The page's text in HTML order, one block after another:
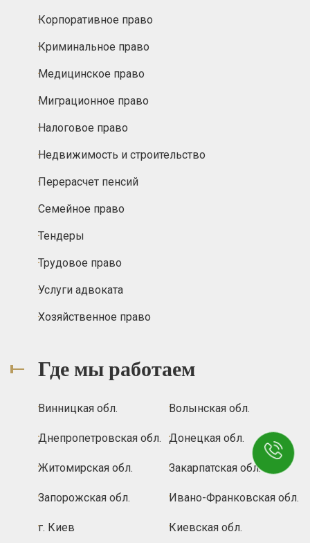
Корпоративное право
Криминальное право
Медицинское право
Миграционное право
Налоговое право
Недвижимость и строительство
Перерасчет пенсий
Семейное право
Тендеры
Трудовое право
Услуги адвоката
Хозяйственное право
Где мы работаем
Винницкая обл. Волынская обл.
Днепропетровская обл. Донецкая обл.
Житомирская обл. Закарпатская обл.
Запорожская обл. Ивано-Франковская обл.
г. Киев Киевская обл.